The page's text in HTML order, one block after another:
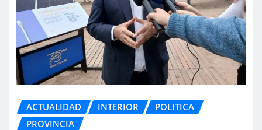
ACTUALIDAD INTERIOR
POLITICA
PROVINCIA